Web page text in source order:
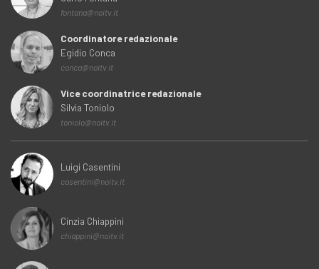
fontana@noitv.it
Coordinatore redazionale
Egidio Conca
conca@noitv.it
Vice coordinatrice redazionale
Silvia Toniolo
toniolo@noitv.it
Luigi Casentini
casentini@noitv.it
Cinzia Chiappini
chiappini@noitv.it